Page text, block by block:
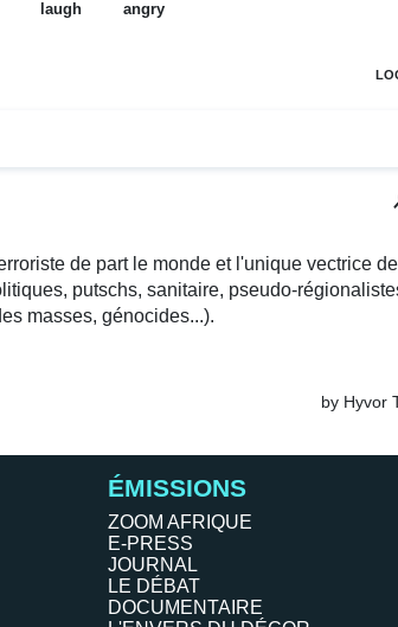
ÉMISSIONS
ZOOM AFRIQUE
E-PRESS
JOURNAL
LE DÉBAT
DOCUMENTAIRE